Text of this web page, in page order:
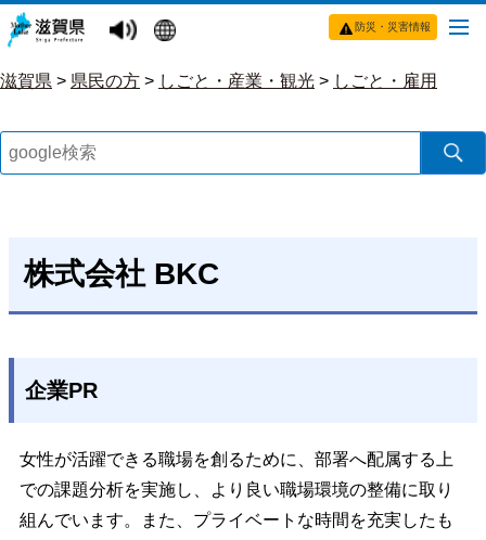
防災・災害情報
滋賀県 > 県民の方 > しごと・産業・観光 > しごと・雇用
株式会社 BKC
企業PR
女性が活躍できる職場を創るために、部署へ配属する上
での課題分析を実施し、より良い職場環境の整備に取り
組んでいます。また、プライベートな時間を充実したも